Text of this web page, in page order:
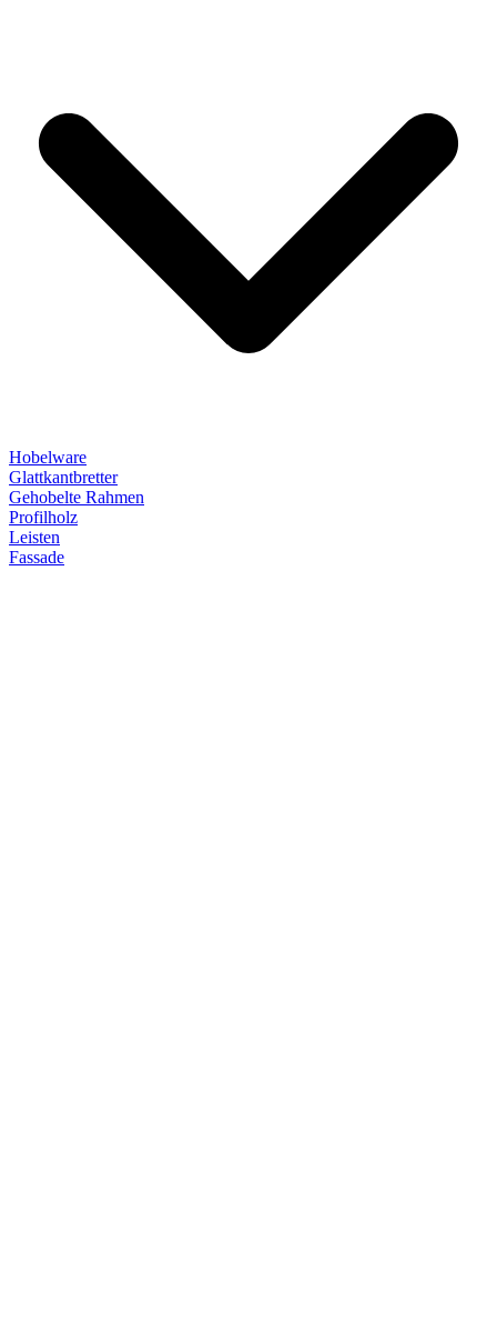
Hobelware
Glattkantbretter
Gehobelte Rahmen
Profilholz
Leisten
Fassade